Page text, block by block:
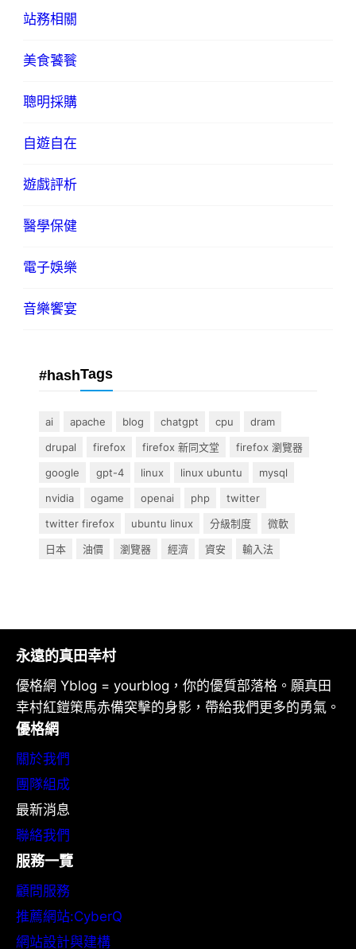
站務相關
美食饕餮
聰明採購
自遊自在
遊戲評析
醫學保健
電子娛樂
音樂饗宴
#hashTags
ai apache blog chatgpt cpu
dram
drupal
firefox firefox 新同文堂
firefox 瀏覽器
google
gpt-4 linux linux ubuntu
mysql
nvidia
ogame openai php
twitter
twitter firefox
ubuntu linux 分級制度
微軟
日本
油價 瀏覽器 經濟 資安 輸入法
永遠的真田幸村
優格網 Yblog = yourblog，你的優質部落格。願真田
幸村紅鎧策馬赤備突擊的身影，帶給我們更多的勇氣。
優格網
關於我們
團隊組成
最新消息
聯絡我們
服務一覽
顧問服務
推薦網站:CyberQ
網站設計與建構